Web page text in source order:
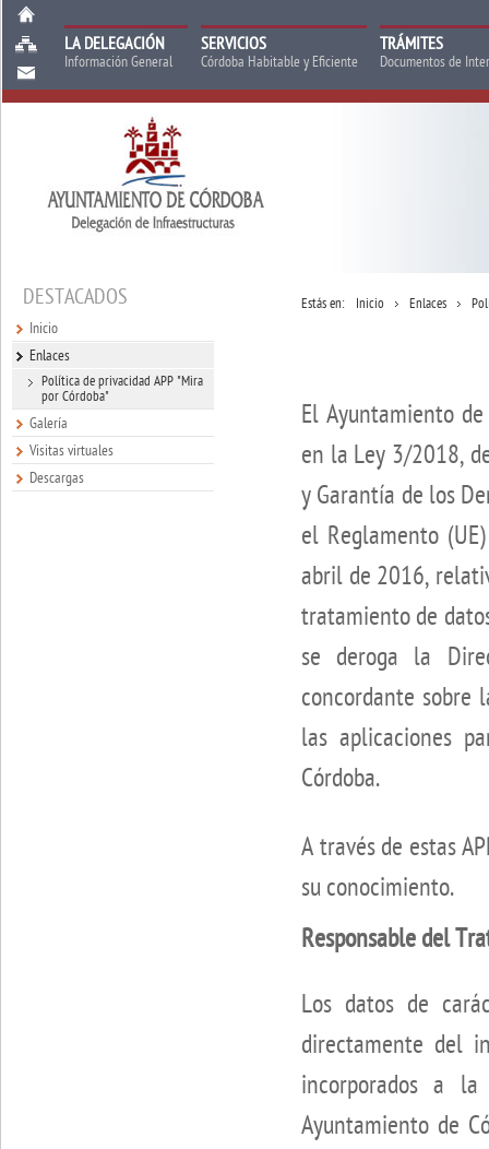
LA DELEGACIÓN
Información General
SERVICIOS
Córdoba Habitable y Eficiente
TRÁMITES
Documentos de
DESTACADOS
Inicio
Enlaces
Política de privacidad APP "Mira
por Córdoba"
Galería
Visitas virtuales
Descargas
Estás en: Inicio Enlaces
El Ayuntamiento
en la Ley 3/2018,
y Garantía de los
el Reglamento
abril de 2016,
tratamiento de
se deroga la
concordante sobre
las aplicaciones
Córdoba.
A través de estas
su conocimiento.
Responsable del
Los datos de
directamente del
incorporados a
Ayuntamiento de